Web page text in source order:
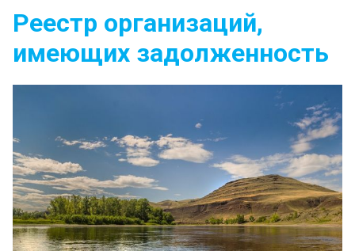
Реестр организаций,
имеющих задолженность